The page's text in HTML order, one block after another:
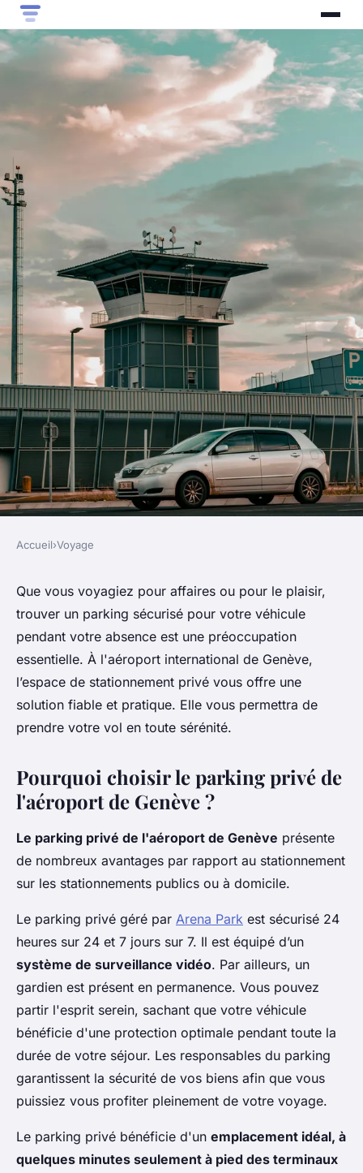
VOYAGE
Garez votre véhicule au
parking privé de l'aéroport de
Genève au cours de votre
voyage
admin•27 décembre 2024•3 min de lecture
Accueil›Voyage
Que vous voyagiez pour affaires ou pour le plaisir,
trouver un parking sécurisé pour votre véhicule
pendant votre absence est une préoccupation
essentielle. À l'aéroport international de Genève,
l’espace de stationnement privé vous offre une
solution fiable et pratique. Elle vous permettra de
prendre votre vol en toute sérénité.
Pourquoi choisir le parking privé de
l'aéroport de Genève ?
Le parking privé de l'aéroport de Genève présente
de nombreux avantages par rapport au stationnement
sur les stationnements publics ou à domicile.
Le parking privé géré par Arena Park est sécurisé 24
heures sur 24 et 7 jours sur 7. Il est équipé d’un
système de surveillance vidéo. Par ailleurs, un
gardien est présent en permanence. Vous pouvez
partir l'esprit serein, sachant que votre véhicule
bénéficie d'une protection optimale pendant toute la
durée de votre séjour. Les responsables du parking
garantissent la sécurité de vos biens afin que vous
puissiez vous profiter pleinement de votre voyage.
Le parking privé bénéficie d'un emplacement idéal, à
quelques minutes seulement à pied des terminaux